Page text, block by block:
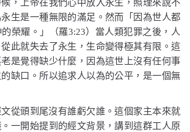
，上帝在我們心中放入永生，照理來說不
生是一種無限的滿足。然而「 因為世人都
榮耀。」（羅3:23） 當人類犯罪之後，人
此就失去了永生，生命變得極其有限。這
是覺得缺少什麼，因為這世上沒有任何事
缺口。所以追求人以為的公平，是一個無
從頭到尾沒有誰虧欠誰。這個家主本來就
一開始提到的經文背景，講到這群工人原